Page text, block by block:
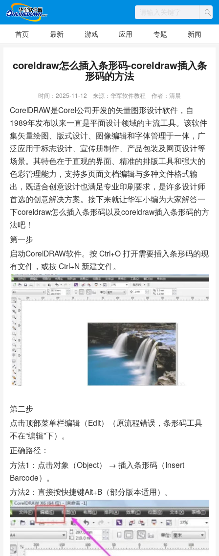
首页 最新 游戏 应用 专题 新闻
coreldraw怎么插入条形码-coreldraw插入条
形码的方法
时间：2025-11-12 来源：华军软件教程 作者：清晨
CorelDRAW是Corel公司开发的矢量图形设计软件，自
1989年发布以来一直是平面设计领域的主流工具。该软件
集矢量绘图、版式设计、图像编辑和字体管理于一体，广
泛应用于标志设计、宣传册制作、产品包装及网页设计等
场景。其特色在于直观的界面、精准的排版工具和强大的
色彩管理能力，支持多页面文档编辑与多种文件格式输
出，既适合创意设计也满足专业印刷要求，是许多设计师
首选的创意解决方案。接下来就让华军小编为大家解答一
下coreldraw怎么插入条形码以及coreldraw插入条形码的方
法吧！
第一步
启动CorelDRAW软件。按 Ctrl+O 打开需要插入条形码的现
有文件，或按 Ctrl+N 新建文件。
第二步
点击顶部菜单栏编辑（Edit）（原流程错误，条形码工具
不在“编辑”下）。
正确路径：
方法1：点击对象（Object） → 插入条形码（Insert
Barcode）。
方法2：直接按快捷键Alt+B（部分版本适用）。